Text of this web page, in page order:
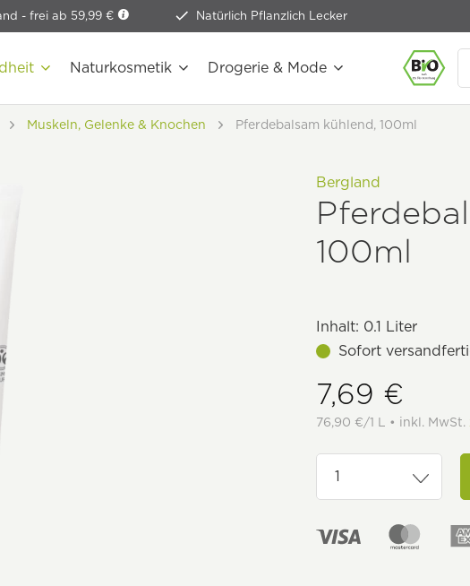
- frei ab 59,99 € Natürlich Pflanzlich Lecker
Naturkosmetik Drogerie & Mode
Muskeln, Gelenke & Knochen Pferdebalsam kühlend, 100ml
Bergland
100ml
Inhalt: 0.1 Liter
Sofort
7,69 €
76,90 €/1 L • inkl. MwSt.